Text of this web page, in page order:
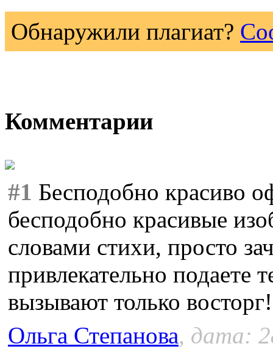
Обнаружили плагиат?
Комментарии
#1 Бесподобно красиво
бесподобно красивые
словами стихи, просто
привлекательно подаете
вызывают только восторг!
Ольга Степанова, дата: